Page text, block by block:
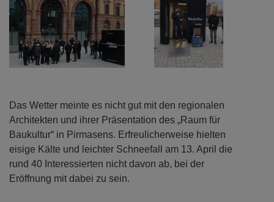
Das Wetter meinte es nicht gut mit den regionalen
Architekten und ihrer Präsentation des „Raum für
Baukultur“ in Pirmasens. Erfreulicherweise hielten
eisige Kälte und leichter Schneefall am 13. April die
rund 40 Interessierten nicht davon ab, bei der
Eröffnung mit dabei zu sein.